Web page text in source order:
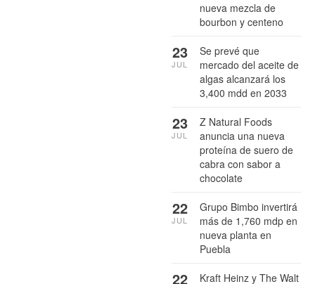
nueva mezcla de
bourbon y centeno
Se prevé que
mercado del aceite de
algas alcanzará los
3,400 mdd en 2033
23
JUL
Z Natural Foods
anuncia una nueva
proteína de suero de
cabra con sabor a
chocolate
23
JUL
Grupo Bimbo invertirá
más de 1,760 mdp en
nueva planta en
Puebla
22
JUL
Kraft Heinz y The Walt
22